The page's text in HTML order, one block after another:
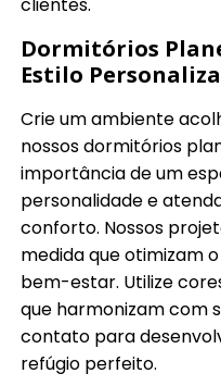
clientes.
Dormitórios
Estilo
Crie um ambiente
nossos dormitórios
importância de um
personalidade e
conforto. Nossos
medida que otimizam
bem-estar. Utilize
que harmonizam com
contato para
refúgio perfeito.